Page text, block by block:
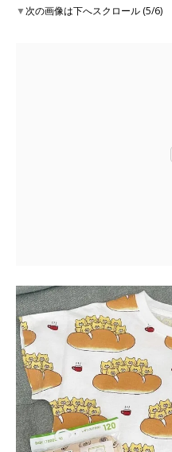
▼次の画像は下へスクロール (5/6)